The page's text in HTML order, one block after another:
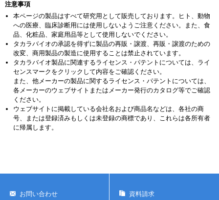
注意事項
本ページの製品はすべて研究用として販売しております。ヒト、動物
への医療、臨床診断用には使用しないようご注意ください。また、食
品、化粧品、家庭用品等として使用しないでください。
タカラバイオの承認を得ずに製品の再販・譲渡、再販・譲渡のための
改変、商用製品の製造に使用することは禁止されています。
タカラバイオ製品に関連するライセンス・パテントについては、ライ
センスマークをクリックして内容をご確認ください。
また、他メーカーの製品に関するライセンス・パテントについては、
各メーカーのウェブサイトまたはメーカー発行のカタログ等でご確認
ください。
ウェブサイトに掲載している会社名および商品名などは、各社の商
号、または登録済みもしくは未登録の商標であり、これらは各所有者
に帰属します。
お問い合わせ 資料請求